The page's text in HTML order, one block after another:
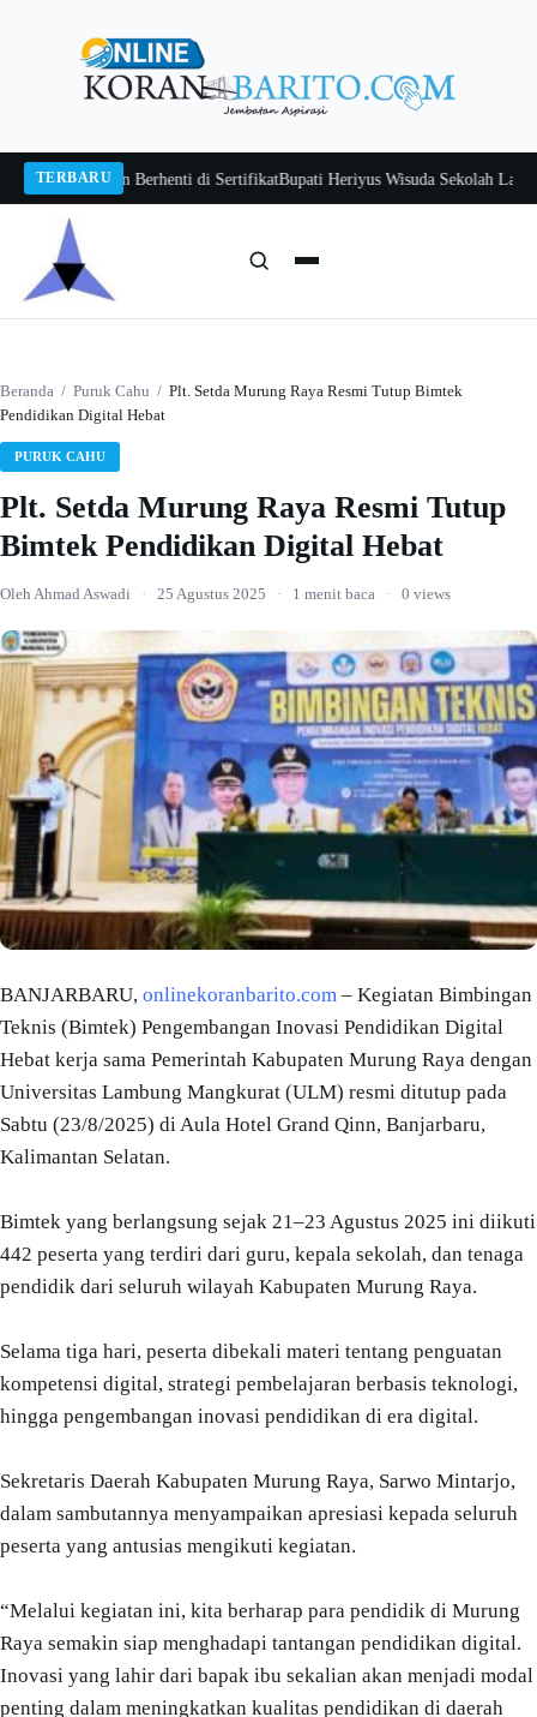
TERBARU
Jangan Berhenti di SertifikatBupati Heriyus Wisuda Sekolah Lansia
Beranda / Puruk Cahu / Plt. Setda Murung Raya Resmi Tutup Bimtek
Pendidikan Digital Hebat
PURUK CAHU
Plt. Setda Murung Raya Resmi Tutup
Bimtek Pendidikan Digital Hebat
Oleh Ahmad Aswadi · 25 Agustus 2025 · 1 menit baca · 0 views
BANJARBARU, onlinekoranbarito.com – Kegiatan Bimbingan
Teknis (Bimtek) Pengembangan Inovasi Pendidikan Digital
Hebat kerja sama Pemerintah Kabupaten Murung Raya dengan
Universitas Lambung Mangkurat (ULM) resmi ditutup pada
Sabtu (23/8/2025) di Aula Hotel Grand Qinn, Banjarbaru,
Kalimantan Selatan.
Bimtek yang berlangsung sejak 21–23 Agustus 2025 ini diikuti
442 peserta yang terdiri dari guru, kepala sekolah, dan tenaga
pendidik dari seluruh wilayah Kabupaten Murung Raya.
Selama tiga hari, peserta dibekali materi tentang penguatan
kompetensi digital, strategi pembelajaran berbasis teknologi,
hingga pengembangan inovasi pendidikan di era digital.
Sekretaris Daerah Kabupaten Murung Raya, Sarwo Mintarjo,
dalam sambutannya menyampaikan apresiasi kepada seluruh
peserta yang antusias mengikuti kegiatan.
“Melalui kegiatan ini, kita berharap para pendidik di Murung
Raya semakin siap menghadapi tantangan pendidikan digital.
Inovasi yang lahir dari bapak ibu sekalian akan menjadi modal
penting dalam meningkatkan kualitas pendidikan di daerah